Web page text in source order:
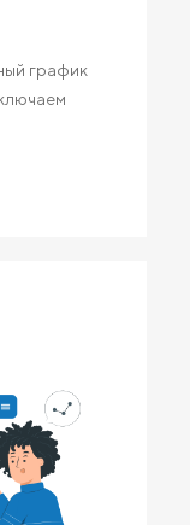
график